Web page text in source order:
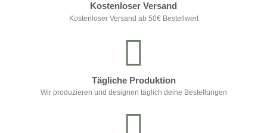
Kostenloser Versand
Kostenloser Versand ab 50€ Bestellwert
Tägliche Produktion
Wir produzieren und designen täglich deine Bestellungen